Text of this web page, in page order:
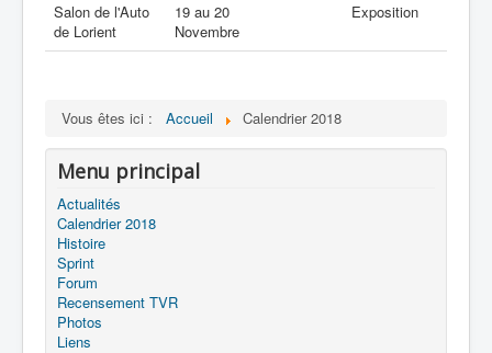
Salon de l'Auto
de Lorient
19 au 20
Novembre
Exposition
Vous êtes ici : Accueil Calendrier 2018
Menu principal
Actualités
Calendrier 2018
Histoire
Sprint
Forum
Recensement TVR
Photos
Liens